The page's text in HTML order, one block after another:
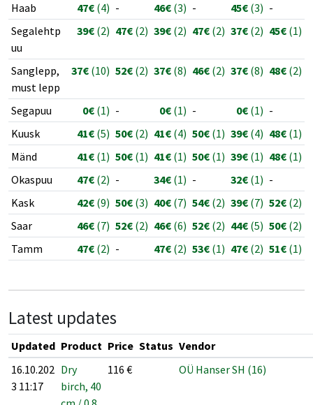
Haab
47€ (4) - 46€ (3) - 45€ (3) -
Segalehtp
uu
39€ (2) 47€ (2) 39€ (2) 47€ (2) 37€ (2) 45€ (1)
Sanglepp,
must lepp
37€ (10) 52€ (2) 37€ (8) 46€ (2) 37€ (8) 48€ (2)
Segapuu 0€ (1) - 0€ (1) - 0€ (1) -
Kuusk
41€ (5) 50€ (2) 41€ (4) 50€ (1) 39€ (4) 48€ (1)
Mänd
41€ (1) 50€ (1) 41€ (1) 50€ (1) 39€ (1) 48€ (1)
Okaspuu
47€ (2) - 34€ (1) - 32€ (1) -
Kask
42€ (9) 50€ (3) 40€ (7) 54€ (2) 39€ (7) 52€ (2)
Saar
46€ (7) 52€ (2) 46€ (6) 52€ (2) 44€ (5) 50€ (2)
Tamm
47€ (2) - 47€ (2) 53€ (1) 47€ (2) 51€ (1)
Latest updates
Updated Product Price Status Vendor
16.10.202
3 11:17
Dry
birch, 40
116 € OÜ Hanser SH (16)